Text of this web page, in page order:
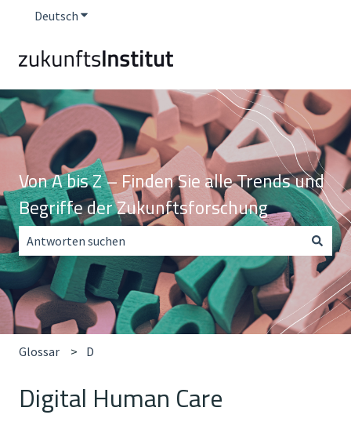
Deutsch Untermenü für Übersetzungen anzeigen
Von A bis Z – Finden Sie alle Trends und
Begriffe der Zukunftsforschung
Es gibt keine Vorschläge, da das Suchfeld leer ist.
Glossar D
Digital Human Care